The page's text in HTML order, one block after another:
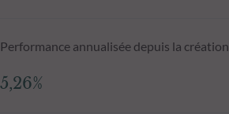
Performance annualisée depuis la création
5,26%